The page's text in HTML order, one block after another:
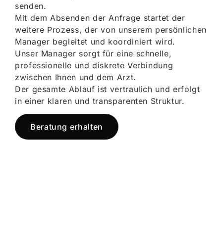
senden.
Mit dem Absenden der Anfrage startet der
weitere Prozess, der von unserem persönlichen
Manager begleitet und koordiniert wird.
Unser Manager sorgt für eine schnelle,
professionelle und diskrete Verbindung
zwischen Ihnen und dem Arzt.
Der gesamte Ablauf ist vertraulich und erfolgt
in einer klaren und transparenten Struktur.
Beratung erhalten